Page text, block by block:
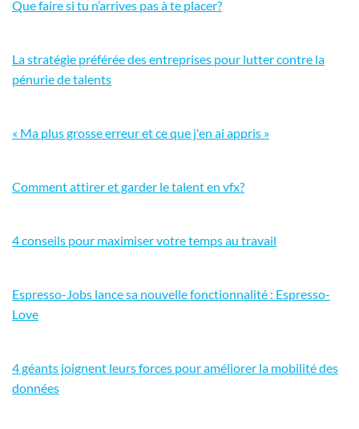
Que faire si tu n’arrives pas à te placer?
La stratégie préférée des entreprises pour lutter contre la
pénurie de talents
« Ma plus grosse erreur et ce que j'en ai appris »
Comment attirer et garder le talent en vfx?
4 conseils pour maximiser votre temps au travail
Espresso-Jobs lance sa nouvelle fonctionnalité : Espresso-
Love
4 géants joignent leurs forces pour améliorer la mobilité des
données